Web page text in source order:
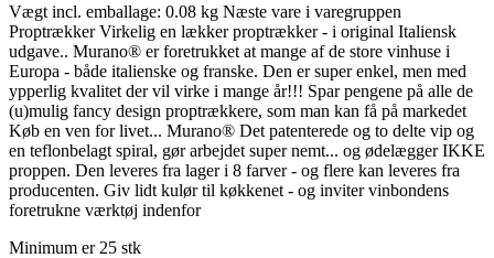
Vægt incl. emballage: 0.08 kg Næste vare i varegruppen
Proptrækker Virkelig en lækker proptrækker - i original Italiensk
udgave.. Murano® er foretrukket at mange af de store vinhuse i
Europa - både italienske og franske. Den er super enkel, men med
ypperlig kvalitet der vil virke i mange år!!! Spar pengene på alle de
(u)mulig fancy design proptrækkere, som man kan få på markedet
Køb en ven for livet... Murano® Det patenterede og to delte vip og
en teflonbelagt spiral, gør arbejdet super nemt... og ødelægger IKKE
proppen. Den leveres fra lager i 8 farver - og flere kan leveres fra
producenten. Giv lidt kulør til køkkenet - og inviter vinbondens
foretrukne værktøj indenfor
Minimum er 25 stk